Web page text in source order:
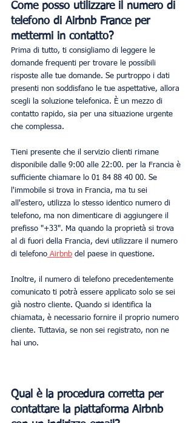
Come posso utilizzare il numero di
telefono di Airbnb France per
mettermi in contatto?
Prima di tutto, ti consigliamo di leggere le
domande frequenti per trovare le possibili
risposte alle tue domande. Se purtroppo i dati
presenti non soddisfano le tue aspettative, allora
scegli la soluzione telefonica. È un mezzo di
contatto rapido, sia per una situazione urgente
che complessa.
Tieni presente che il servizio clienti rimane
disponibile dalle 9:00 alle 22:00. per la Francia è
sufficiente chiamare lo 01 84 88 40 00. Se
l'immobile si trova in Francia, ma tu sei
all'estero, utilizza lo stesso identico numero di
telefono, ma non dimenticare di aggiungere il
prefisso "+33". Ma quando la proprietà si trova
al di fuori della Francia, devi utilizzare il numero
di telefono Airbnb del paese in questione.
Inoltre, il numero di telefono precedentemente
comunicato ti potrà essere applicato solo se sei
già nostro cliente. Quando si identifica la
chiamata, è necessario fornire il proprio numero
cliente. Tuttavia, se non sei registrato, non ne
hai uno.
Qual è la procedura corretta per
contattare la piattaforma Airbnb